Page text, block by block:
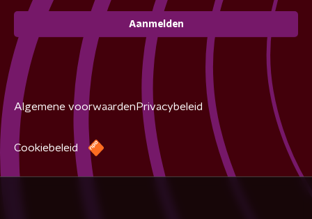
Aanmelden
Algemene voorwaarden Privacybeleid
Cookiebeleid